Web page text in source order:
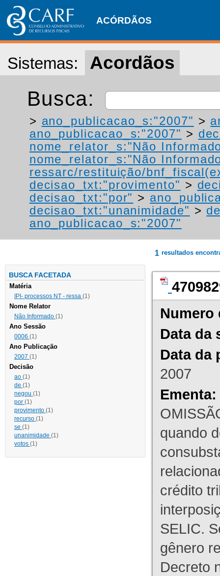
ACÓRDÃOS
Sistemas: Acordãos
Busca:
> ano_publicacao_s:"2007" >
ano_publicacao_s:"2007" >
nome_relator_s:"Não
nome_relator_s:"Não
ressarc/restituição/
decisao_txt:"provimento" >
decisao_txt:"por" >
decisao_txt:"unanimidade" >
ano_publicacao_s:"2007"
BUSCA FACETADA
Matéria
IPI- processos NT - ressa (1)
Nome Relator
Não Informado (1)
Ano Sessão
0006 (1)
Ano Publicação
2007 (1)
Decisão
ao (1)
de (1)
negou (1)
por (1)
provimento (1)
recurso (1)
se (1)
unanimidade (1)
votos (1)
1 resultados
Numero
Data da
Data da
2007
Ementa:
quando
crédito
SELIC.
gênero
Decreto